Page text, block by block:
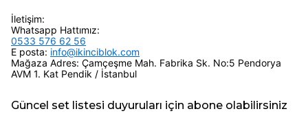
İletişim:
Whatsapp Hattımız:
0533 576 62 56
E posta: info@ikinciblok.com
Mağaza Adres: Çamçeşme Mah. Fabrika Sk. No:5 Pendorya
AVM 1. Kat Pendik / İstanbul
Güncel set listesi duyuruları için abone olabilirsiniz